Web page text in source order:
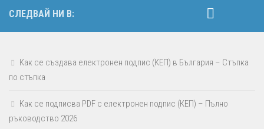
СЛЕДВАЙ НИ В:
Как се създава електронен подпис (КЕП) в България – Стъпка
по стъпка
Как се подписва PDF с електронен подпис (КЕП) – Пълно
ръководство 2026